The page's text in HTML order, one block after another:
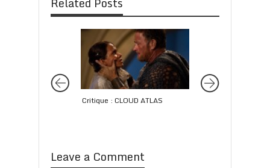
Critique : CLOUD ATLAS
Leave a Comment